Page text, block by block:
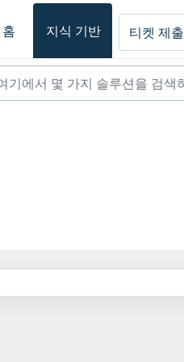
홈 지식 기반 티켓 제출